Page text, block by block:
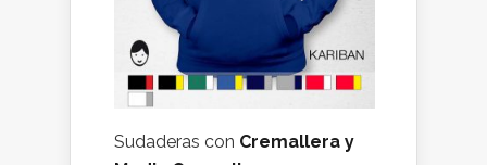
Sudaderas con Cremallera y